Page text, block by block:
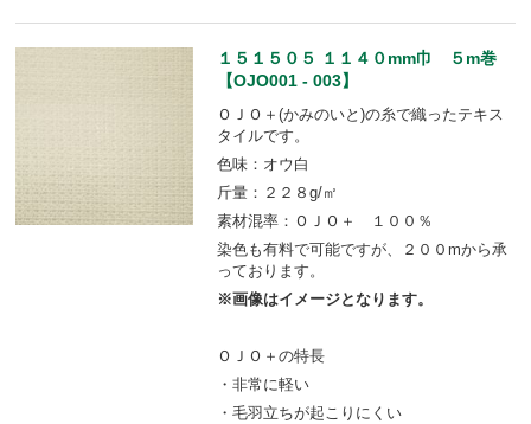
１５１５０５ １１４０mm巾 ５m巻
【OJO001 - 003】
ＯＪＯ＋(かみのいと)の糸で織ったテキス
タイルです。
色味：オウ白
斤量：２２８g/㎡
素材混率：ＯＪＯ＋ １００％
染色も有料で可能ですが、２００mから承
っております。
※画像はイメージとなります。
ＯＪＯ＋の特長
・非常に軽い
・毛羽立ちが起こりにくい